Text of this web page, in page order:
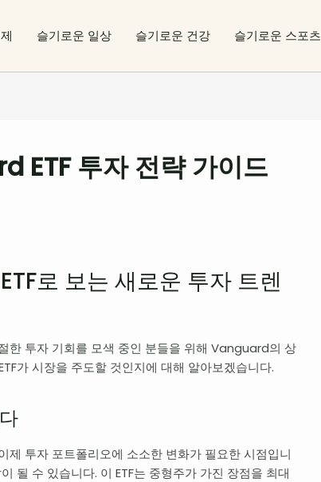
슬기로운 일상 슬기로운 건강 슬기로운 스포츠
ETF 투자 전략 가이드
로 보는 새로운 투자 트렌
한 투자 기회를 모색 중인 분들을 위해 Vanguard의 상
가 시장을 주도할 것인지에 대해 알아보겠습니다.
제 투자 포트폴리오에 소소한 변화가 필요한 시점입니
수 있습니다. 이 ETF는 중형주가 가진 장점을 최대